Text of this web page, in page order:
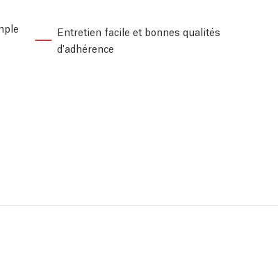
Entretien facile et bonnes qualités
d'adhérence